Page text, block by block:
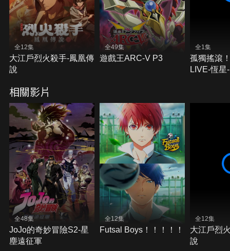
全12集
大江戶烈火殺手-鳳凰傳
說
全49集
遊戲王ARC-V P3
全1集
孤獨搖滾
LIVE-恆星-
相關影片
全48集
JoJo的奇妙冒險S2-星
塵遠征軍
全12集
Futsal Boys！！！！！
全12集
大江戶烈
說